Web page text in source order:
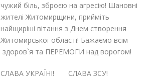
чужий біль, зброєю на агресію! Шановні
жителі Житомирщини, прийміть
найщиріші вітання з Днем створення
Житомирської області! Бажаємо всім
здоров`я та ПЕРЕМОГИ над ворогом!
СЛАВА УКРАЇНІ! СЛАВА ЗСУ!